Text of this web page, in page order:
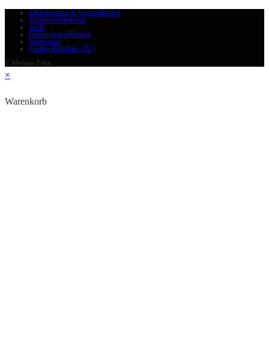
Zahlungsarten & Versandkosten
Widerrufsbelehrung
AGB
Datenschutzerklärung
Impressum
Cookie-Richtlinie (EU)
© Melanie Felix
×
Warenkorb